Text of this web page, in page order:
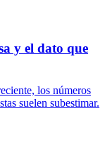
y el dato que
los números
suelen subestimar.